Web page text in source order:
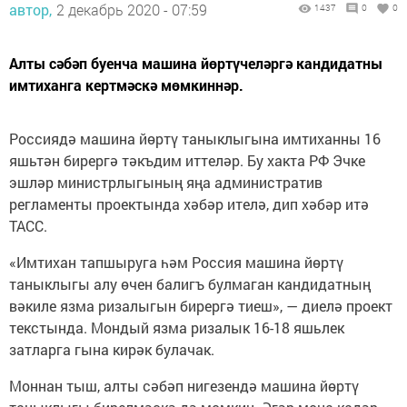
автор, 2 декабрь 2020 - 07:59 1437 0 0
Алты сәбәп буенча машина йөртүчеләргә кандидатны
имтиханга кертмәскә мөмкиннәр.
Россиядә машина йөртү таныклыгына имтиханны 16
яшьтән бирергә тәкъдим иттеләр. Бу хакта РФ Эчке
эшләр министрлыгының яңа административ
регламенты проектында хәбәр ителә, дип хәбәр итә
ТАСС.
«Имтихан тапшыруга һәм Россия машина йөртү
таныклыгы алу өчен балигъ булмаган кандидатның
вәкиле язма ризалыгын бирергә тиеш», — диелә проект
текстында. Мондый язма ризалык 16-18 яшьлек
затларга гына кирәк булачак.
Моннан тыш, алты сәбәп нигезендә машина йөртү